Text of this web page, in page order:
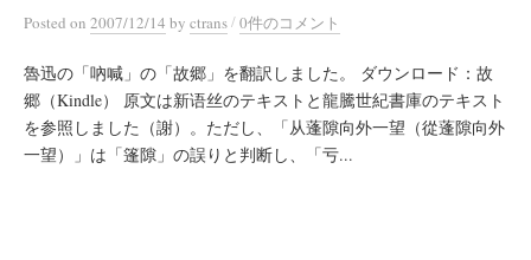
Posted on 2007/12/14 by ctrans/0件のコメント
魯迅の「吶喊」の「故郷」を翻訳しました。 ダウンロード：故
郷（Kindle） 原文は新语丝のテキストと龍騰世紀書庫のテキスト
を参照しました（謝）。ただし、「从蓬隙向外一望（從蓬隙向外
一望）」は「篷隙」の誤りと判断し、「亏...